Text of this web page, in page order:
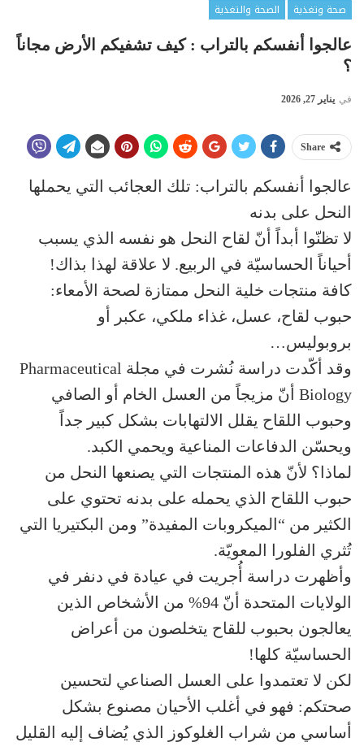
صحة وتغذية
الصحة والتغذية
عالجوا أنفسكم بالتراب : كيف تشفيكم الأرض مجاناً
؟
في يناير 27, 2026
Share
عالجوا أنفسكم بالتراب: تلك العجائب التي يحملها
النحل على بدنه
لا تظنّوا أبداً أنّ لقاح النحل هو نفسه الذي يسبب
أحياناً الحساسيّة في الربيع. لا علاقة لهذا بذاك!
كافة منتجات خلية النحل ممتازة لصحة الأمعاء:
حبوب لقاح، عسل، غذاء ملكي، عكبر أو
بروبوليس…
وقد أكّدت دراسة نُشرت في مجلة Pharmaceutical
Biology أنّ مزيجاً من العسل الخام أو الصافي
وحبوب اللقاح يقلل الالتهابات بشكل كبير جداً
ويحسّن الدفاعات المناعية ويحمي الكبد.
لماذا؟ لأنّ هذه المنتجات التي يصنعها النحل من
حبوب اللقاح الذي يحمله على بدنه تحتوي على
الكثير من “الميكروبات المفيدة” ومن البكتيريا التي
تُثري الفلورا المعويّة.
وأظهرت دراسة أُجريت في عيادة في دنفر في
الولايات المتحدة أنّ 94% من الأشخاص الذين
يعالجون بحبوب للقاح يتخلصون من أعراض
الحساسيّة كلها!
لكن لا تعتمدوا على العسل الصناعي لتحسين
صحتكم: فهو في أغلب الأحيان مصنوع بشكل
أساسي من شراب الغلوكوز الذي يُضاف إليه القليل